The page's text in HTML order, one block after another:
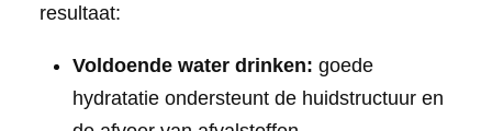
resultaat:
Voldoende water drinken: goede
hydratatie ondersteunt de huidstructuur en